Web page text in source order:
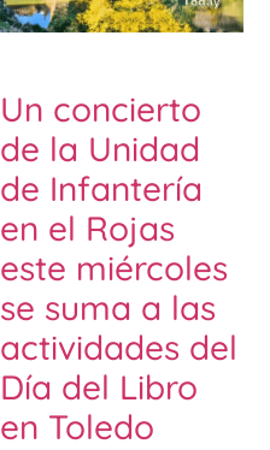
Un concierto
de la Unidad
de Infantería
en el Rojas
este miércoles
se suma a las
actividades del
Día del Libro
en Toledo